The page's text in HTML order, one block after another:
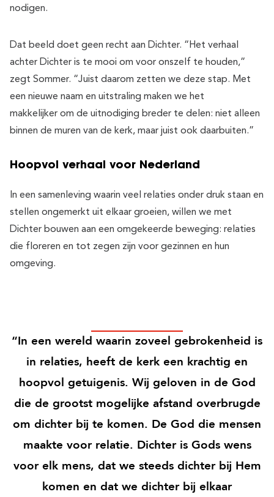
nodigen.
Dat beeld doet geen recht aan Dichter. “Het verhaal
achter Dichter is te mooi om voor onszelf te houden,”
zegt Sommer. “Juist daarom zetten we deze stap. Met
een nieuwe naam en uitstraling maken we het
makkelijker om de uitnodiging breder te delen: niet alleen
binnen de muren van de kerk, maar juist ook daarbuiten.”
Hoopvol verhaal voor Nederland
In een samenleving waarin veel relaties onder druk staan en
stellen ongemerkt uit elkaar groeien, willen we met
Dichter bouwen aan een omgekeerde beweging: relaties
die floreren en tot zegen zijn voor gezinnen en hun
omgeving.
“In een wereld waarin zoveel gebrokenheid is
in relaties, heeft de kerk een krachtig en
hoopvol getuigenis. Wij geloven in de God
die de grootst mogelijke afstand overbrugde
om dichter bij te komen. De God die mensen
maakte voor relatie. Dichter is Gods wens
voor elk mens, dat we steeds dichter bij Hem
komen en dat we dichter bij elkaar